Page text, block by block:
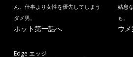
ん。仕事より女性を優先してしまう
ダメ男。
ポット第一話へ
姑息
も。
ウ
Edge エッジ